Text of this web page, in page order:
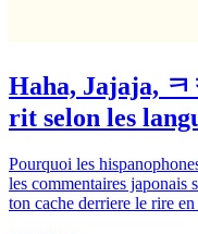
Haha, Jajaja,
rit selon les
Pourquoi les
les commentaires japonais
ton cache derriere le rire